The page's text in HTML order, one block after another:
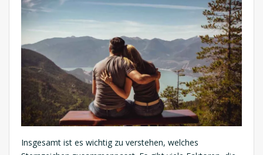
Insgesamt ist es wichtig zu verstehen, welches